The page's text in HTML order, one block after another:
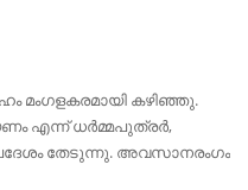
മംഗളകരമായി കഴിഞ്ഞു.
എന്ന് ധർമ്മപുത്രർ,
തേടുന്നു. അവസാനരംഗം